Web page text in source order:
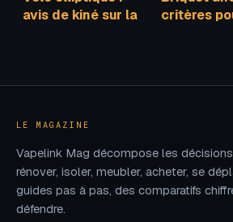
avis de kiné sur la
musculaire
critères
LE MAGAZINE
Vapelink Mag décompose les
rénover, isoler, meubler, acheter, se
guides pas à pas, des comparatifs
défendre.